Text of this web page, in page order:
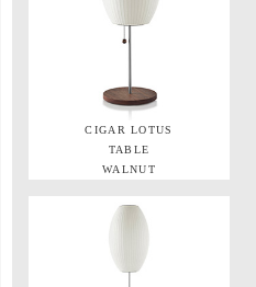
CIGAR LOTUS
TABLE
WALNUT